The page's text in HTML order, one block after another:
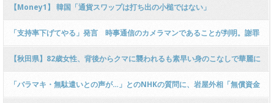
→ 田崎史郎さん、榛葉幹事長が全否定した立憲の玉木総理案を「ありえ
る！」ｗｗｗｗｗｗｗｗｗｗｗ
【Money1】 韓国「通貨スワップは打ち出の小槌ではない」
「支持率下げてやる」発言 時事通信のカメラマンであることが判明。謝罪
【秋田県】82歳女性、背後からクマに襲われるも素早い身のこなしで華麗に
スルー → 叫び声で威嚇しクマを退散させてしまう （動画あり）
「バラマキ・無駄遣いとの声が…」とのNHKの質問に、岩屋外相「無償資金